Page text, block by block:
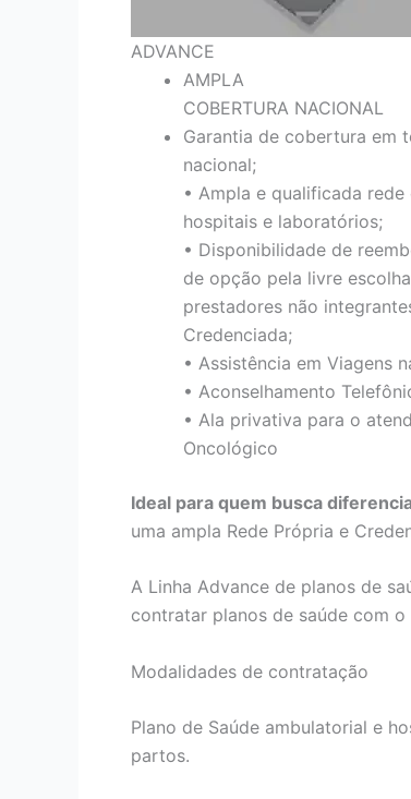
ADVANCE
AMPLA
COBERTURA NACIONAL
Garantia de cobertura em
nacional;
• Ampla e qualificada
hospitais e laboratórios;
• Disponibilidade de
de opção pela livre
prestadores não
Credenciada;
• Assistência em Viagens
• Aconselhamento
• Ala privativa para o
Oncológico
Ideal para quem busca
uma ampla Rede Própria e
A Linha Advance de planos de
contratar planos de saúde com
Modalidades de contratação
Plano de Saúde ambulatorial e
partos.